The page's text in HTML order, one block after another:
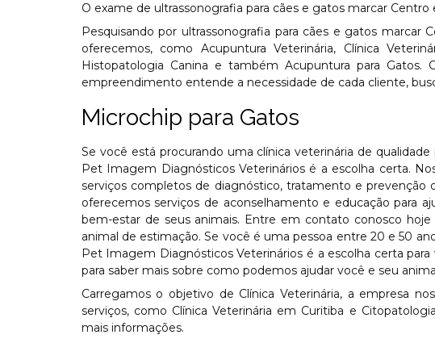
O exame de ultrassonografia para cães e gatos marcar
Pesquisando por ultrassonografia para cães e gatos marcar
oferecemos, como Acupuntura Veterinária, Clínica
Histopatologia Canina e também Acupuntura para Gatos.
empreendimento entende a necessidade de cada cliente,
Microchip para Gatos
Se você está procurando uma clínica veterinária de
Pet Imagem Diagnósticos Veterinários é a escolha certa.
serviços completos de diagnóstico, tratamento e prevenção
oferecemos serviços de aconselhamento e educação para
bem-estar de seus animais. Entre em contato conosco
animal de estimação. Se você é uma pessoa entre 20 e 50
Pet Imagem Diagnósticos Veterinários é a escolha certa
para saber mais sobre como podemos ajudar você e seu
Carregamos o objetivo de Clínica Veterinária, a empresa
serviços, como Clínica Veterinária em Curitiba e
mais informações.